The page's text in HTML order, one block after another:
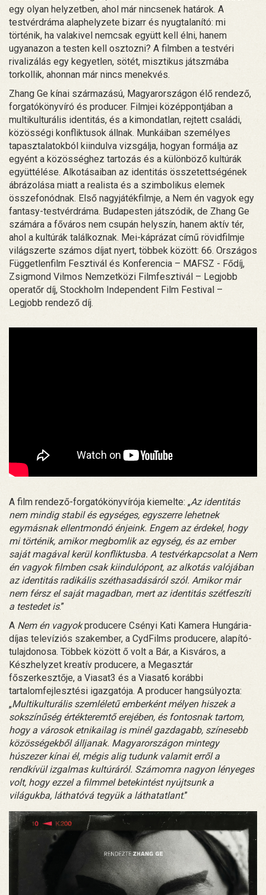
egy olyan helyzetben, ahol már nincsenek határok. A
testvérdráma alaphelyzete bizarr és nyugtalanító: mi
történik, ha valakivel nemcsak együtt kell élni, hanem
ugyanazon a testen kell osztozni? A filmben a testvéri
rivalizálás egy kegyetlen, sötét, misztikus játszmába
torkollik, ahonnan már nincs menekvés.
Zhang Ge kínai származású, Magyarországon élő rendező,
forgatókönyvíró és producer. Filmjei középpontjában a
multikulturális identitás, és a kimondatlan, rejtett családi,
közösségi konfliktusok állnak. Munkáiban személyes
tapasztalatokból kiindulva vizsgálja, hogyan formálja az
egyént a közösséghez tartozás és a különböző kultúrák
együttélése. Alkotásaiban az identitás összetettségének
ábrázolása miatt a realista és a szimbolikus elemek
összefonódnak. Első nagyjátékfilmje, a Nem én vagyok egy
fantasy-testvérdráma. Budapesten játszódik, de Zhang Ge
számára a főváros nem csupán helyszín, hanem aktív tér,
ahol a kultúrák találkoznak. Mei-káprázat című rövidfilmje
világszerte számos díjat nyert, többek között: 66. Országos
Függetlenfilm Fesztivál és Konferencia – MAFSZ - Fődíj,
Zsigmond Vilmos Nemzetközi Filmfesztivál – Legjobb
operatőr díj, Stockholm Independent Film Festival –
Legjobb rendező díj.
A film rendező-forgatókönyvírója kiemelte: „Az identitás
nem mindig stabil és egységes, egyszerre lehetnek
egymásnak ellentmondó énjeink. Engem az érdekel, hogy
mi történik, amikor megbomlik az egység, és az ember
saját magával kerül konfliktusba. A testvérkapcsolat a Nem
én vagyok filmben csak kiindulópont, az alkotás valójában
az identitás radikális széthasadásáról szól. Amikor már
nem férsz el saját magadban, mert az identitás szétfeszíti
a testedet is.”
A Nem én vagyokproducere Csényi Kati Kamera Hungária-
díjas televíziós szakember, a CydFilms producere, alapító-
tulajdonosa. Többek között ő volt a Bár, a Kisváros, a
Készhelyzet kreatív producere, a Megasztár
főszerkesztője, a Viasat3 és a Viasat6 korábbi
tartalomfejlesztési igazgatója. A producer hangsúlyozta:
„Multikulturális szemléletű emberként mélyen hiszek a
sokszínűség értékteremtő erejében, és fontosnak tartom,
hogy a városok etnikailag is minél gazdagabb, színesebb
közösségekből álljanak. Magyarországon mintegy
húszezer kínai él, mégis alig tudunk valamit erről a
rendkívül izgalmas kultúráról. Számomra nagyon lényeges
volt, hogy ezzel a filmmel betekintést nyújtsunk a
világukba, láthatóvá tegyük a láthatatlant.”